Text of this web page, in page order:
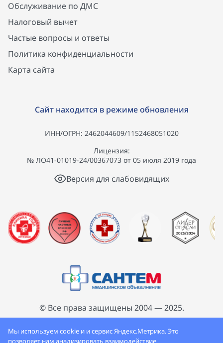
Обслуживание по ДМС
Налоговый вычет
Частые вопросы и ответы
Политика конфиденциальности
Карта сайта
Сайт находится в режиме обновления
ИНН/ОГРН: 2462044609/1152468051020
Лицензия:
№ ЛО41-01019-24/00367073 от 05 июля 2019 года
Версия для слабовидящих
© Все права защищены 2004 — 2025.
ООО «Сантем», сеть семейных поликлиник
«Сантем»
Мы используем cookie и и сервис Яндекс.Метрика. Это
позволяет нам анализировать взаимодействие